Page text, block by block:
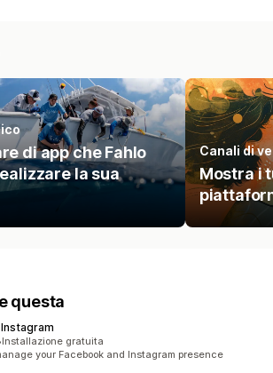
di app che Fahlo
la sua
Canali di
Mostra i
questa
totali
Installazione gratuita
your Facebook and Instagram presence